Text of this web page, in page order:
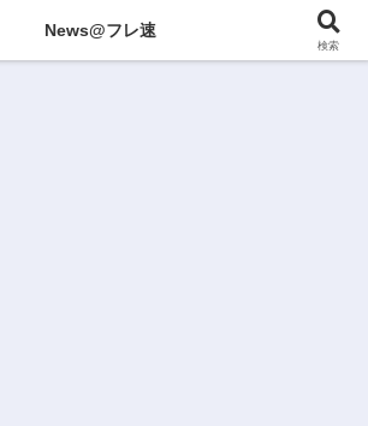
News@フレ速
検索